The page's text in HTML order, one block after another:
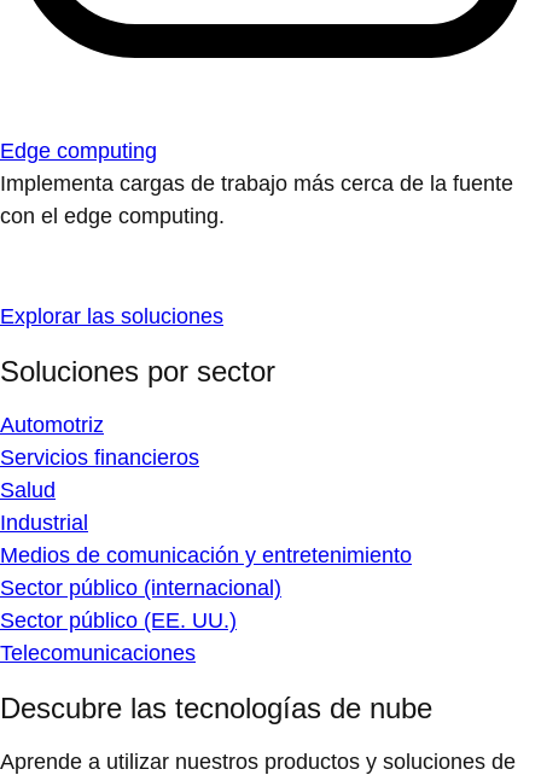
Edge computing
Implementa cargas de trabajo más cerca de la fuente
con el edge computing.
Explorar las soluciones
Soluciones por sector
Automotriz
Servicios financieros
Salud
Industrial
Medios de comunicación y entretenimiento
Sector público (internacional)
Sector público (EE. UU.)
Telecomunicaciones
Descubre las tecnologías de nube
Aprende a utilizar nuestros productos y soluciones de